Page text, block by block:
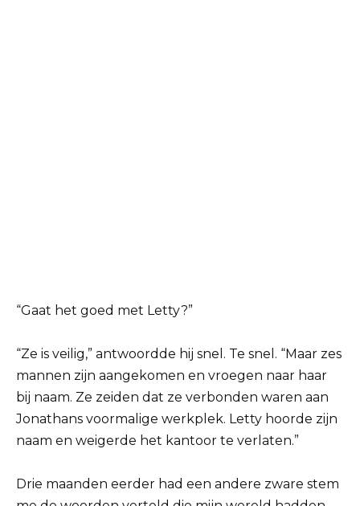
“Gaat het goed met Letty?”
“Ze is veilig,” antwoordde hij snel. Te snel. “Maar zes
mannen zijn aangekomen en vroegen naar haar
bij naam. Ze zeiden dat ze verbonden waren aan
Jonathans voormalige werkplek. Letty hoorde zijn
naam en weigerde het kantoor te verlaten.”
Drie maanden eerder had een andere zware stem